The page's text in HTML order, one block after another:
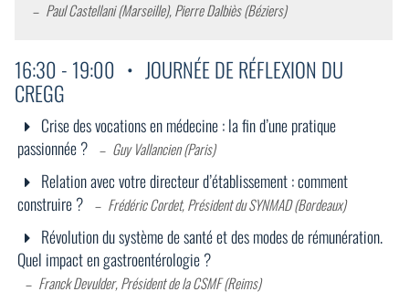
Paul Castellani (Marseille), Pierre Dalbiès (Béziers)
16:30 - 19:00 JOURNÉE DE RÉFLEXION DU
CREGG
Crise des vocations en médecine : la fin d’une pratique
passionnée ?
Guy Vallancien (Paris)
Relation avec votre directeur d’établissement : comment
construire ?
Frédéric Cordet, Président du SYNMAD (Bordeaux)
Révolution du système de santé et des modes de rémunération.
Quel impact en gastroentérologie ?
Franck Devulder, Président de la CSMF (Reims)